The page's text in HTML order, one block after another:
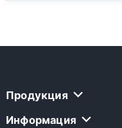
Продукция
Информация